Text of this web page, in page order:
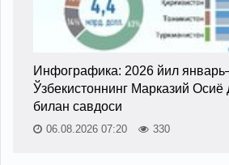
Инфографика: 2026 йил
Ўзбекистоннинг Марказий Осиё
билан савдоси
06.08.2026 07:20 330